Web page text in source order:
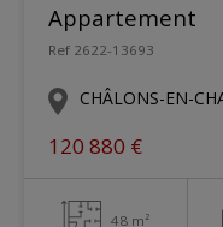
Appartement
Ref 2622-13693
CHÂLONS-EN-
120 880 €
48 m²